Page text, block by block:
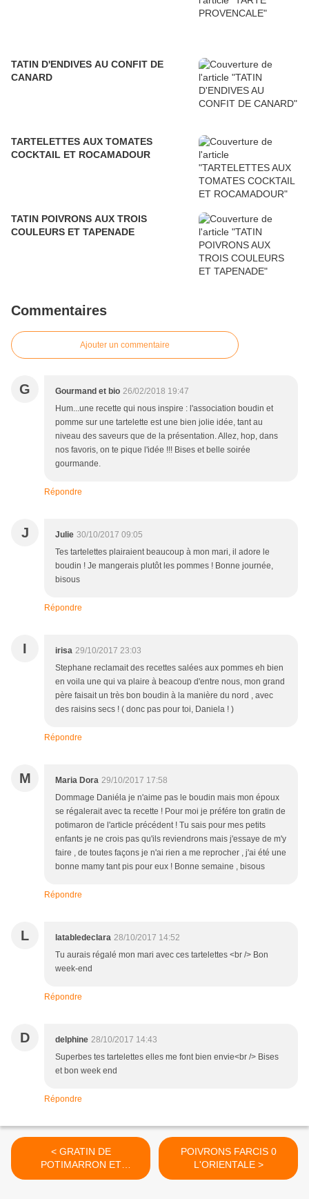
TATIN D'ENDIVES AU CONFIT DE
CANARD
TARTELETTES AUX TOMATES
COCKTAIL ET ROCAMADOUR
TATIN POIVRONS AUX TROIS
COULEURS ET TAPENADE
Commentaires
Ajouter un commentaire
G Gourmand et bio 26/02/2018 19:47
Hum...une recette qui nous inspire : l'association boudin et
pomme sur une tartelette est une bien jolie idée, tant au
niveau des saveurs que de la présentation. Allez, hop, dans
nos favoris, on te pique l'idée !!! Bises et belle soirée
gourmande.
Répondre
J Julie 30/10/2017 09:05
Tes tartelettes plairaient beaucoup à mon mari, il adore le
boudin ! Je mangerais plutôt les pommes ! Bonne journée,
bisous
Répondre
I irisa 29/10/2017 23:03
Stephane reclamait des recettes salées aux pommes eh bien
en voila une qui va plaire à beacoup d'entre nous, mon grand
père faisait un très bon boudin à la manière du nord , avec
des raisins secs ! ( donc pas pour toi, Daniela ! )
Répondre
M Maria Dora 29/10/2017 17:58
Dommage Daniéla je n'aime pas le boudin mais mon époux
se régalerait avec ta recette ! Pour moi je préfére ton gratin de
potimaron de l'article précédent ! Tu sais pour mes petits
enfants je ne crois pas qu'ils reviendrons mais j'essaye de m'y
faire , de toutes façons je n'ai rien a me reprocher , j'ai été une
bonne mamy tant pis pour eux ! Bonne semaine , bisous
Répondre
L latabledeclara 28/10/2017 14:52
Tu aurais régalé mon mari avec ces tartelettes <br /> Bon
week-end
Répondre
D delphine 28/10/2017 14:43
Superbes tes tartelettes elles me font bien envie<br /> Bises
et bon week end
Répondre
< GRATIN DE
POTIMARRON ET
POMMES DE TERRE AU
POIVRONS FARCIS 0
L'ORIENTALE >